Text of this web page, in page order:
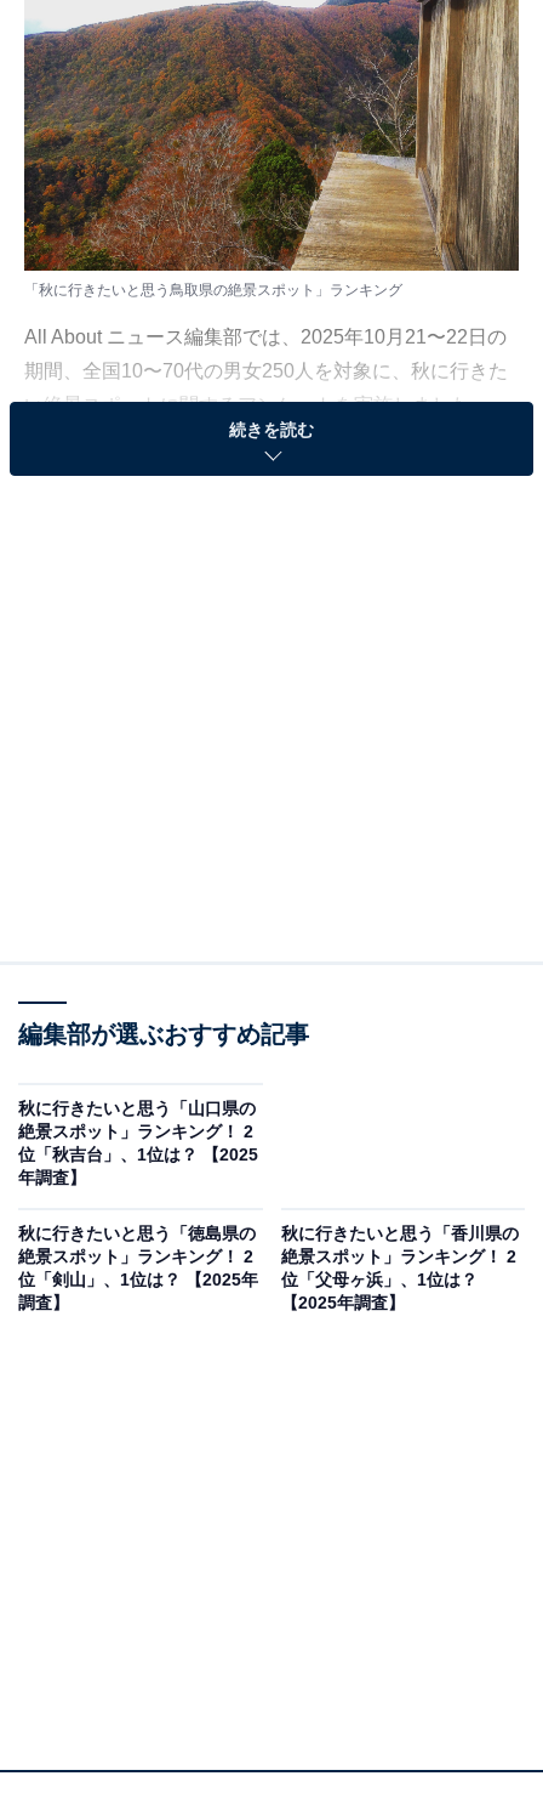
「秋に行きたいと思う鳥取県の絶景スポット」ランキング
All About ニュース編集部では、2025年10月21〜22日の
期間、全国10〜70代の男女250人を対象に、秋に行きた
い絶景スポットに関するアンケートを実施しました。
その中から、「秋に行きたいと思う鳥取県の絶景スポッ
回答者からは「国宝・投入堂と紅葉のコントラストが神
ではの風景が広がっているから」（50代男性／広島
県）、「投入堂も有名ですし、修験者の山だから山全体
が色づいて綺麗」（40代女性／神奈川県）、「古寺・岩
壁・紅葉が織りなす景観で、石段を登りながら、紅葉に
包まれた山中を歩く趣があるから」（40代男性／静岡
県）といった声が集まりました。
続きを読む
編集部が選ぶおすすめ記事
秋に行きたいと思う「山口県の
絶景スポット」ランキング！ 2
位「秋吉台」、1位は？ 【2025
年調査】
秋に行きたいと思う「徳島県の
絶景スポット」ランキング！ 2
位「剣山」、1位は？ 【2025年
調査】
秋に行きたいと思う「香川県の
絶景スポット」ランキング！ 2
位「父母ヶ浜」、1位は？
【2025年調査】